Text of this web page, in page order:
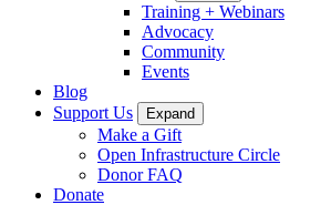
Training + Webinars
Advocacy
Community
Events
Blog
Support Us
Expand
Make a Gift
Open Infrastructure Circle
Donor FAQ
Donate